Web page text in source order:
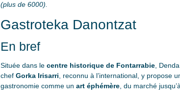
(plus de 6000).
Gastroteka Danontzat
En bref
Située dans le centre historique de Fontarrabie,
chef Gorka Irisarri , reconnu à l’international, y propose
gastronomie comme un art éphémère, du marché